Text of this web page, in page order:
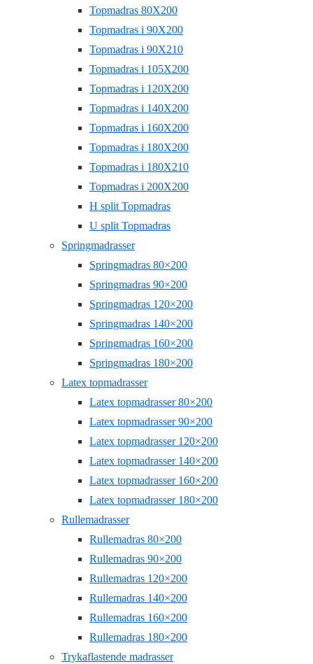
Topmadras 80X200
Topmadras i 90X200
Topmadras i 90X210
Topmadras i 105X200
Topmadras i 120X200
Topmadras i 140X200
Topmadras i 160X200
Topmadras i 180X200
Topmadras i 180X210
Topmadras i 200X200
H split Topmadras
U split Topmadras
Springmadrasser
Springmadras 80×200
Springmadras 90×200
Springmadras 120×200
Springmadras 140×200
Springmadras 160×200
Springmadras 180×200
Latex topmadrasser
Latex topmadrasser 80×200
Latex topmadrasser 90×200
Latex topmadrasser 120×200
Latex topmadrasser 140×200
Latex topmadrasser 160×200
Latex topmadrasser 180×200
Rullemadrasser
Rullemadras 80×200
Rullemadras 90×200
Rullemadras 120×200
Rullemadras 140×200
Rullemadras 160×200
Rullemadras 180×200
Trykaflastende madrasser